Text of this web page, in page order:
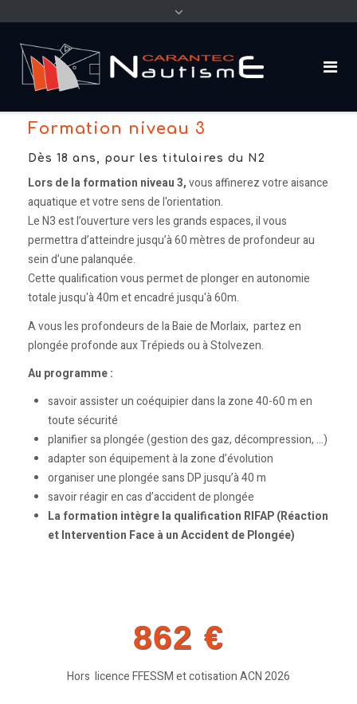
Formation niveau 3
Dès 18 ans, pour les titulaires du N2
Lors de la formation niveau 3,vous affinerez votre aisance
aquatique et votre sens de l'orientation.
Le N3 est l’ouverture vers les grands espaces, il vous
permettra d’atteindre jusqu’à 60 mètres de profondeur au
sein d’une palanquée.
Cette qualification vous permet de plonger en autonomie
totale jusqu'à 40m et encadré jusqu'à 60m.
A vous les profondeurs de la Baie de Morlaix, partez en
plongée profonde aux Trépieds ou à Stolvezen.
Au programme :
savoir assister un coéquipier dans la zone 40-60 m en
toute sécurité
planifier sa plongée (gestion des gaz, décompression, …)
adapter son équipement à la zone d’évolution
organiser une plongée sans DP jusqu’à 40 m
savoir réagir en cas d’accident de plongée
La formation intègre la qualification RIFAP (Réaction
et Intervention Face à un Accident de Plongée)
862 €
Hors licence FFESSM et cotisation ACN 2026